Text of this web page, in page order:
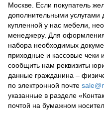
Москве. Если покупатель
дополнительными услугами
купленной у нас мебели,
менеджеру. Для оформления
набора необходимых
приходные и кассовые чеки
сообщить нам реквизиты
данные гражданина –
по электронной почте
указанные в разделе
почтой на бумажном